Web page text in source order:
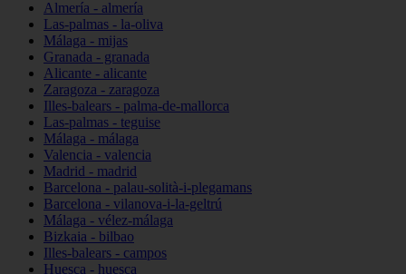
Almería - almería
Las-palmas - la-oliva
Málaga - mijas
Granada - granada
Alicante - alicante
Zaragoza - zaragoza
Illes-balears - palma-de-mallorca
Las-palmas - teguise
Málaga - málaga
Valencia - valencia
Madrid - madrid
Barcelona - palau-solità-i-plegamans
Barcelona - vilanova-i-la-geltrú
Málaga - vélez-málaga
Bizkaia - bilbao
Illes-balears - campos
Huesca - huesca